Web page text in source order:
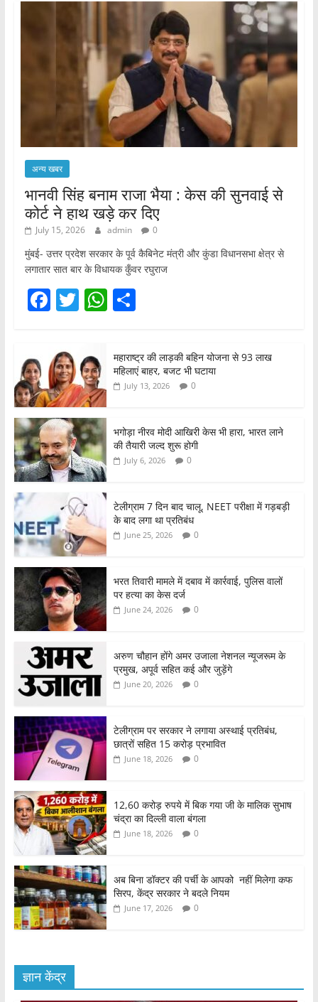
अन्य खबर
भानवी सिंह बनाम राजा भैया : केस की सुनवाई से
कोर्ट ने हाथ खड़े कर दिए
July 15, 2026 admin 0
मुंबई- उत्तर प्रदेश सरकार के पूर्व कैबिनेट मंत्री और कुंडा विधानसभा क्षेत्र से
लगातार सात बार के विधायक कुँवर रघुराज
F
c
e
b
o
o
k
T
er
W
s
A
p
S
ar
e
महाराष्ट्र की लाड़की बहिन योजना से 93 लाख
महिलाएं बाहर, बजट भी घटाया
July 13, 2026 0
भगोड़ा नीरव मोदी आखिरी केस भी हारा, भारत लाने
की तैयारी जल्द शुरू होगी
July 6, 2026 0
टेलीग्राम 7 दिन बाद चालू, NEET परीक्षा में गड़बड़ी
के बाद लगा था प्रतिबंध
June 25, 2026 0
भरत तिवारी मामले में दबाव में कार्रवाई, पुलिस वालों
पर हत्या का केस दर्ज
June 24, 2026 0
अरुण चौहान होंगे अमर उजाला नेशनल न्यूजरूम के
प्रमुख, अपूर्व सहित कई और जुड़ेंगे
June 20, 2026 0
टेलीग्राम पर सरकार ने लगाया अस्थाई प्रतिबंध,
छात्रों सहित 15 करोड़ प्रभावित
June 18, 2026 0
12,60 करोड़ रुपये में बिक गया जी के मालिक सुभाष
चंद्रा का दिल्ली वाला बंगला
June 18, 2026 0
अब बिना डॉक्टर की पर्ची के आपको नहीं मिलेगा कफ
सिरप, केंद्र सरकार ने बदले नियम
June 17, 2026 0
ज्ञान केंद्र